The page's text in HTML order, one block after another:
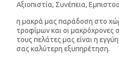
Αξιοπιστία, Συνέπεια,
η μακρά μας παράδοση στο
τροφίμων και οι μακρόχρονες
τους πελάτες μας είναι η
σας καλύτερη εξυπηρέτηση.